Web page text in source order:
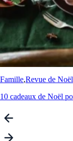
Famille,Revue de Noël
10 cadeaux de Noël